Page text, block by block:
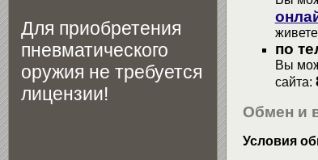
по
Вы
сайта:
Обмен и
Условия
Для приобретения
пневматического
оружия не требуется
лицензии!